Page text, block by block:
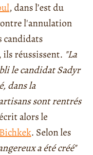
, dans l’est du
l'annulation
candidats
réussissent. "La
le candidat Sadyr
dans la
sont rentrés
alors le
. Selon les
a été créé"